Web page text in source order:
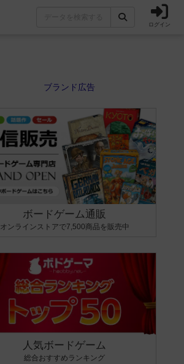
ログイン
ボードゲーム通販
オンラインストアで7,500商品を販売中
人気ボードゲーム
総合おすすめランキング